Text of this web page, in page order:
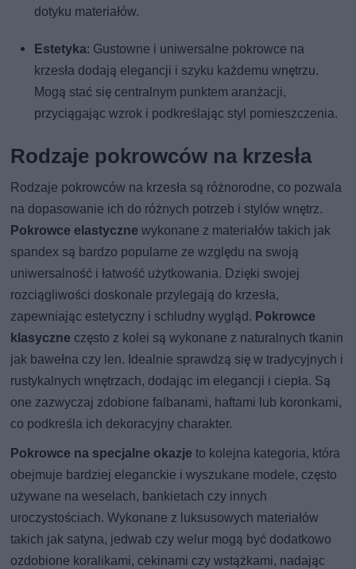
dotyku materiałów.
Estetyka: Gustowne i uniwersalne pokrowce na
krzesła dodają elegancji i szyku każdemu wnętrzu.
Mogą stać się centralnym punktem aranżacji,
przyciągając wzrok i podkreślając styl pomieszczenia.
Rodzaje pokrowców na krzesła
Rodzaje pokrowców na krzesła są różnorodne, co pozwala
na dopasowanie ich do różnych potrzeb i stylów wnętrz.
Pokrowce elastyczne wykonane z materiałów takich jak
spandex są bardzo popularne ze względu na swoją
uniwersalność i łatwość użytkowania. Dzięki swojej
rozciągliwości doskonale przylegają do krzesła,
zapewniając estetyczny i schludny wygląd. Pokrowce
klasyczne często z kolei są wykonane z naturalnych tkanin
jak bawełna czy len. Idealnie sprawdzą się w tradycyjnych i
rustykalnych wnętrzach, dodając im elegancji i ciepła. Są
one zazwyczaj zdobione falbanami, haftami lub koronkami,
co podkreśla ich dekoracyjny charakter.
Pokrowce na specjalne okazje to kolejna kategoria, która
obejmuje bardziej eleganckie i wyszukane modele, często
używane na weselach, bankietach czy innych
uroczystościach. Wykonane z luksusowych materiałów
takich jak satyna, jedwab czy welur mogą być dodatkowo
ozdobione koralikami, cekinami czy wstążkami, nadając